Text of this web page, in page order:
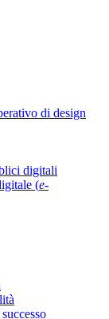
di design
digitali
(e-